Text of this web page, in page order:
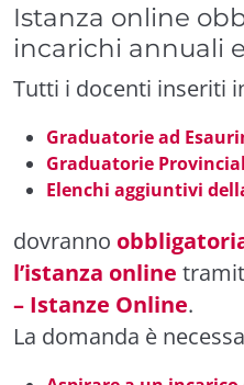
Istanza online
incarichi annuali
Tutti i docenti inseriti
Graduatorie ad
Graduatorie
Elenchi aggiuntivi
dovranno
l’istanza online
– Istanze Online.
La domanda è